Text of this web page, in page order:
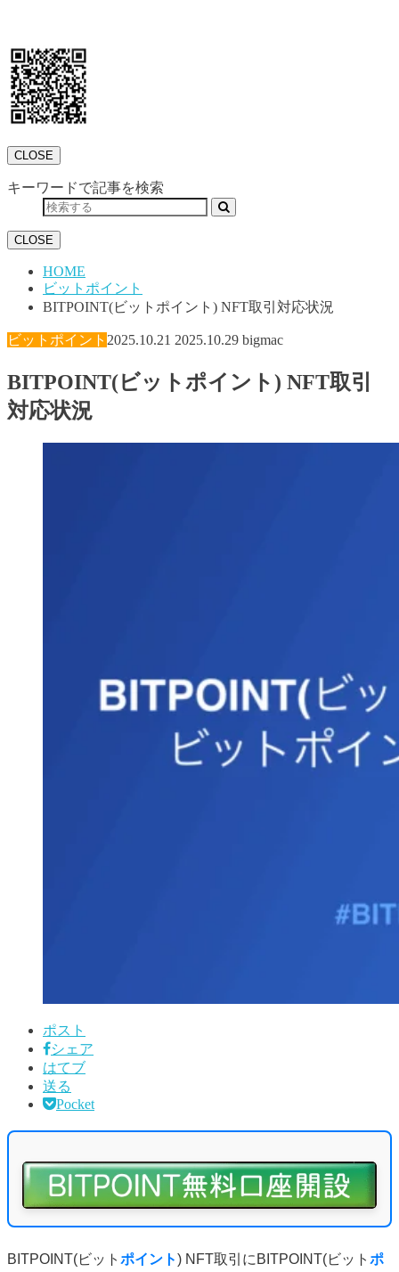
CLOSE
キーワードで記事を検索
CLOSE
HOME
ビットポイント
BITPOINT(ビットポイント) NFT取引対応状況
ビットポイント 2025.10.21 2025.10.29 bigmac
BITPOINT(ビットポイント) NFT取引
対応状況
ポスト
シェア
はてブ
送る
Pocket
BITPOINT(ビット ポイント) NFT取引にBITPOINT(ビット ポ